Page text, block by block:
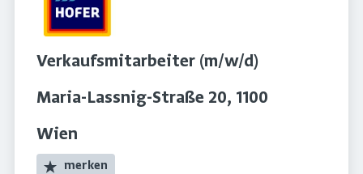
Verkaufsmitarbeiter (m/w/d)
Maria-Lassnig-Straße 20, 1100
Wien
merken